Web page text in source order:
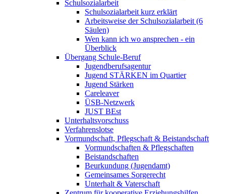
Schulsozialarbeit
Schulsozialarbeit kurz erklärt
Arbeitsweise der Schulsozialarbeit (6
Säulen)
Wen kann ich wo ansprechen - ein
Überblick
Übergang Schule-Beruf
Jugendberufsagentur
Jugend STÄRKEN im Quartier
Jugend Stärken
Careleaver
ÜSB-Netzwerk
JUST BEst
Unterhaltsvorschuss
Verfahrenslotse
Vormundschaft, Pflegschaft & Beistandschaft
Vormundschaften & Pflegschaften
Beistandschaften
Beurkundung (Jugendamt)
Gemeinsames Sorgerecht
Unterhalt & Vaterschaft